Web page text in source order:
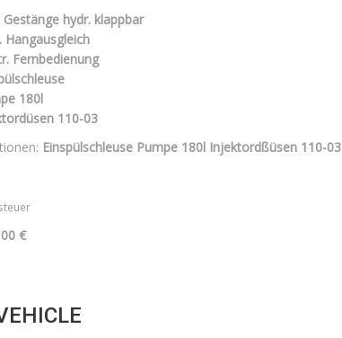
Gestänge hydr. klappbar
Hangausgleich
Fernbedienung
180l
110-03
Einspülschleuse Pumpe 180l Injektordßüsen 110-03
€